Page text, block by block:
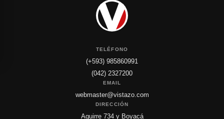
TELÉFONO
(+593) 985860991
(042) 2327200
EMAIL
webmaster@vistazo.com
DIRECCIÓN
Aguirre 734 y Boyacá